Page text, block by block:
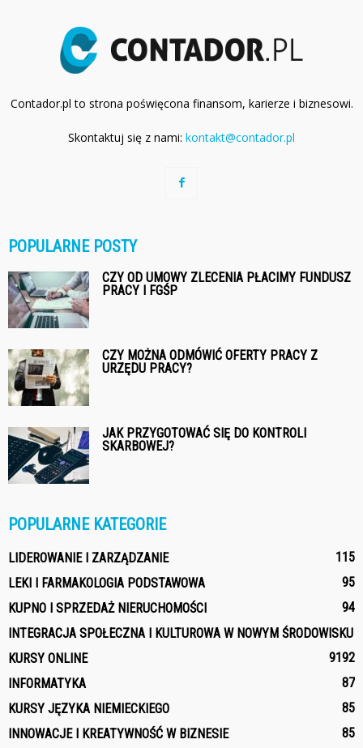
Contador.pl to strona poświęcona finansom, karierze i biznesowi.
Skontaktuj się z nami: kontakt@contador.pl
POPULARNE POSTY
CZY OD UMOWY ZLECENIA PŁACIMY FUNDUSZ
PRACY I FGŚP
CZY MOŻNA ODMÓWIĆ OFERTY PRACY Z
URZĘDU PRACY?
JAK PRZYGOTOWAĆ SIĘ DO KONTROLI
SKARBOWEJ?
POPULARNE KATEGORIE
LIDEROWANIE I ZARZĄDZANIE
115
LEKI I FARMAKOLOGIA PODSTAWOWA
95
KUPNO I SPRZEDAŻ NIERUCHOMOŚCI
94
INTEGRACJA SPOŁECZNA I KULTUROWA W NOWYM ŚRODOWISKU
92
KURSY ONLINE
91
INFORMATYKA
87
KURSY JĘZYKA NIEMIECKIEGO
85
INNOWACJE I KREATYWNOŚĆ W BIZNESIE
85